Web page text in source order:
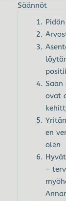
Säännöt
Saan
ovat
en
olen
-